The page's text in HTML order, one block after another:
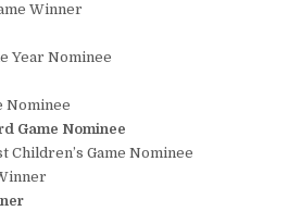
Winner
Year Nominee
Nominee
Game Nominee
Children’s Game Nominee